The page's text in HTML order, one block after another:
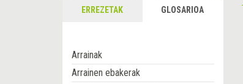
ERREZETAK GLOSARIOA
Arrainak
Arrainen ebakerak